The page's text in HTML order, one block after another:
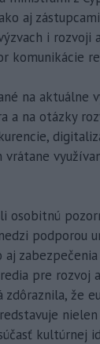
aj
i rozvoji
komunikácie
na aktuálne
a na otázky
osobitnú
podporou
pre rozvoj
zdôraznila, že
kultúrnej